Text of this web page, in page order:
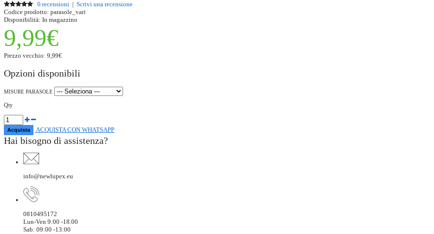
0 recensioni | Scrivi una recensione
Codice prodotto: parasole_vari
Disponibilità: In magazzino
9,99€
Prezzo vecchio: 9,99€
Opzioni disponibili
MISURE PARASOLE
Qty
ACQUISTA CON WHATSAPP
Hai bisogno di assistenza?
info@newlupex.eu
0810495172
Lun-Ven 9:00 -18.00
Sab: 09:00 -13:00